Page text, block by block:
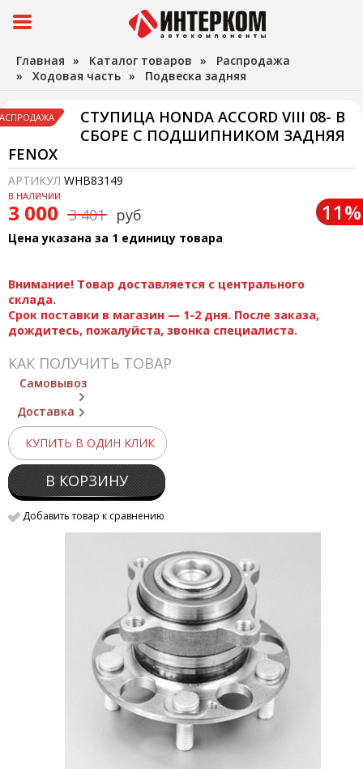
Главная » Каталог товаров » Распродажа
» Ходовая часть » Подвеска задняя
СТУПИЦА HONDA ACCORD VIII 08- В
СБОРЕ С ПОДШИПНИКОМ ЗАДНЯЯ
FENOX
АРТИКУЛ WHB83149
В НАЛИЧИИ
3 000 3 401 руб 11%
Цена указана за 1 единицу товара
Внимание! Товар доставляется с центрального
склада.
Срок поставки в магазин — 1-2 дня. После заказа,
дождитесь, пожалуйста, звонка специалиста.
КАК ПОЛУЧИТЬ ТОВАР
Самовывоз
Доставка
КУПИТЬ В ОДИН КЛИК
В КОРЗИНУ
Добавить товар к сравнению